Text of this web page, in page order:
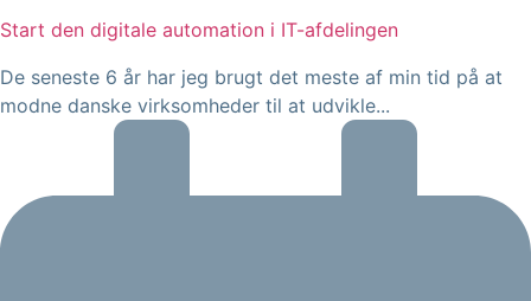
Start den digitale automation i IT-afdelingen
De seneste 6 år har jeg brugt det meste af min tid på at
modne danske virksomheder til at udvikle...